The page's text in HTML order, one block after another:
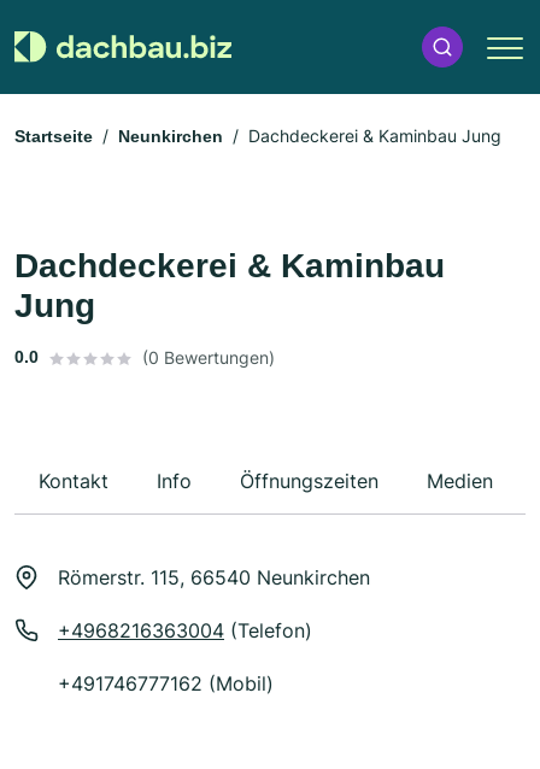
Startseite Neunkirchen Dachdeckerei & Kaminbau Jung
Dachdeckerei & Kaminbau
Jung
0.0 (0 Bewertungen)
Kontakt Info Öffnungszeiten Medien
Römerstr. 115, 66540 Neunkirchen
+4968216363004 (Telefon)
+491746777162 (Mobil)